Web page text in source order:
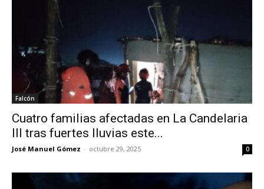
Falcón
Cuatro familias afectadas en La Candelaria
III tras fuertes lluvias este...
José Manuel Gómez - octubre 29, 2025 0